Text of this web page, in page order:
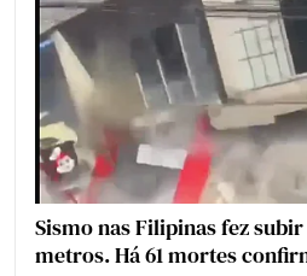
Sismo nas Filipinas fez
metros. Há 61 mortes